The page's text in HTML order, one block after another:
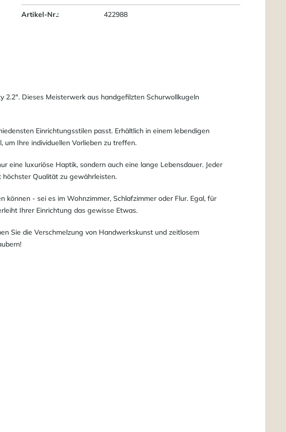
Artikel-Nr.: 422988
2.2". Dieses Meisterwerk aus handgefilzten Schurwollkugeln
Einrichtungsstilen passt. Erhältlich in einem lebendigen
Ihre individuellen Vorlieben zu treffen.
luxuriöse Haptik, sondern auch eine lange Lebensdauer. Jeder
Qualität zu gewährleisten.
- sei es im Wohnzimmer, Schlafzimmer oder Flur. Egal, für
Ihrer Einrichtung das gewisse Etwas.
Sie die Verschmelzung von Handwerkskunst und zeitlosem